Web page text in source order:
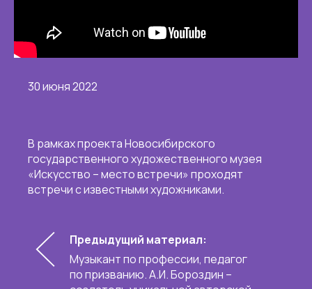
30 июня 2022
В рамках проекта Новосибирского
государственного художественного музея
«Искусство – место встречи» проходят
встречи с известными художниками.
Предыдущий материал:
Музыкант по профессии, педагог
по призванию. А.И. Бороздин –